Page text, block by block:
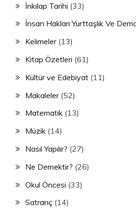
İnkılap Tarihi (33)
İnsan Hakları Yurttaşlık Ve
Kelimeler(13)
Kitap Özetleri (61)
Kültür ve Edebiyat (11)
Makaleler(52)
Matematik (13)
Müzik (14)
Nasıl Yapılır? (27)
Ne Demektir? (26)
Okul Öncesi (33)
Satranç (14)